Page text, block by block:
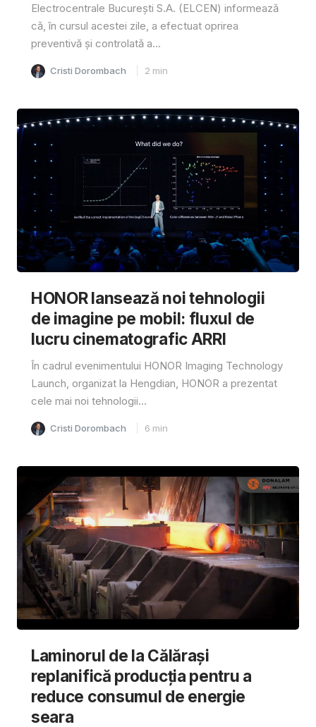
Electrocentrale București S.A. (ELCEN) informează
că, în cursul acestei zile, a efectuat oprirea
preventivă și controlată a...
Cristi Dorombach 2 min
HONOR lansează noi tehnologii
de imagine pe mobil: fluxul de
lucru cinematografic ARRI
În cadrul evenimentului HONOR Imaging Technology
Launch, organizat la Hengdian, HONOR a prezentat
cele mai noi tehnologii...
Cristi Dorombach 6 min
Laminorul de la Călărași
replanifică producția pentru a
reduce consumul de energie
seara